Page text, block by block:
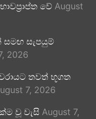
වේ August
සැපයුම්
2026
තවත් භූගත
7, 2026
වූ වැසි August 7,